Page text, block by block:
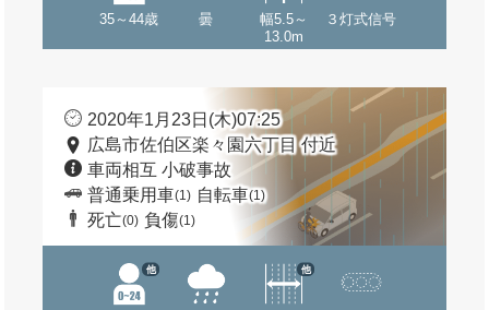
35～44歳 曇
幅5.5～
13.0m
３灯式信号
2020年1月23日(木)07:25
広島市佐伯区楽々園六丁目 付近
車両相互 小破事故
普通乗用車(1) 自転車(1)
死亡(0) 負傷(1)
他 他